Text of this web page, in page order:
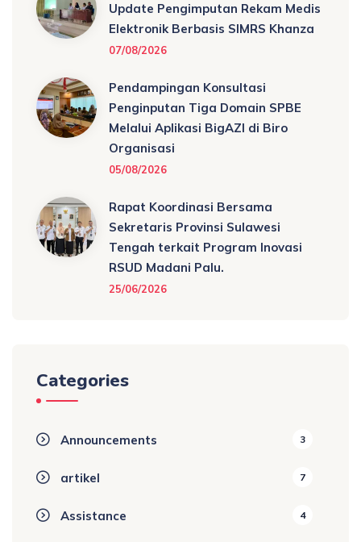
Update Pengimputan Rekam Medis
Elektronik Berbasis SIMRS Khanza
07/08/2026
Pendampingan Konsultasi
Penginputan Tiga Domain SPBE
Melalui Aplikasi BigAZI di Biro
Organisasi
05/08/2026
Rapat Koordinasi Bersama
Sekretaris Provinsi Sulawesi
Tengah terkait Program Inovasi
RSUD Madani Palu.
25/06/2026
Categories
Announcements 3
artikel 7
Assistance 4